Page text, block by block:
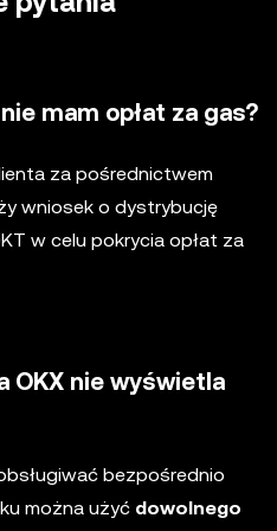
mam opłat za gas?
za pośrednictwem
wniosek o dystrybucję
w celu pokrycia opłat za
OKX nie wyświetla
bezpośrednio
można użyć dowolnego